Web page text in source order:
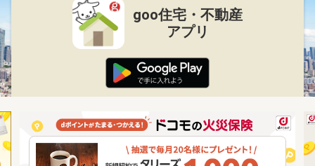
goo住宅・不動産
アプリ